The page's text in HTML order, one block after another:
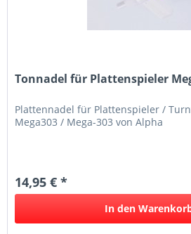
Tonnadel für Plattenspieler
Plattennadel für Plattenspieler /
Mega303 / Mega-303 von Alpha
14,95 € *
In den